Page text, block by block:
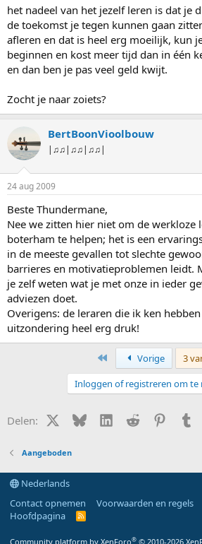
het nadeel van het jezelf leren is dat je
de toekomst je tegen kunnen gaan
afleren en dat is heel erg moeilijk, kun
beginnen en kost meer tijd dan in één
en dan ben je pas veel geld kwijt.
Zocht je naar zoiets?
BertBoonVioolbouw
|♫♫|♫♫|♫♫|
24 aug 2009
Beste Thundermane,
Nee we zitten hier niet om de werkloze
boterham te helpen; het is een
in de meeste gevallen tot slechte
barrieres en motivatieproblemen leidt.
je zelf weten wat je met onze in ieder
adviezen doet.
Overigens: de leraren die ik ken
uitzondering heel erg druk!
Eerste Vorige
3
Inloggen of registreren om te
Delen: X (Twitter)
BlueskyLinkedIn
Reddit
Aangeboden
Nederlands
Contact opnemen
Voorwaarden en regels
Hoofdpagina
R
Community platform by XenForo® © 2010-2026